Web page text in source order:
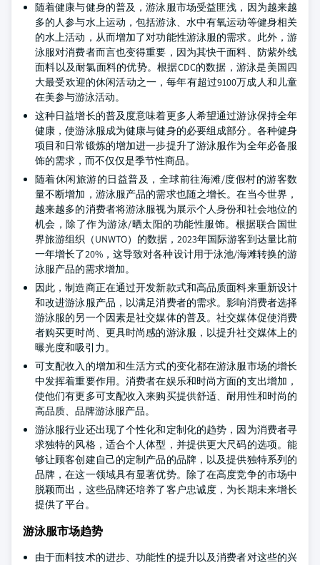
随着健康与健身的普及，游泳服市场受益匪浅，因为越来越
多的人参与水上运动，包括游泳、水中有氧运动等健身相关
的水上活动，从而增加了对功能性游泳服的需求。此外，游
泳服对消费者而言也变得重要，因为其快干面料、防紫外线
面料以及耐氯面料的优势。根据CDC的数据，游泳是美国四
大最受欢迎的休闲活动之一，每年有超过9100万成人和儿童
在美参与游泳活动。
这种日益增长的普及度意味着更多人希望通过游泳保持全年
健康，使游泳服成为健康与健身的必要组成部分。各种健身
项目和日常锻炼的增加进一步提升了游泳服作为全年必备服
饰的需求，而不仅仅是季节性商品。
随着休闲旅游的日益普及，全球前往海滩/度假村的游客数
量不断增加，游泳服产品的需求也随之增长。在当今世界，
越来越多的消费者将游泳服视为展示个人身份和社会地位的
机会，除了作为游泳/晒太阳的功能性服饰。根据联合国世
界旅游组织（UNWTO）的数据，2023年国际游客到达量比前
一年增长了20%，这导致对各种设计用于泳池/海滩转换的游
泳服产品的需求增加。
因此，制造商正在通过开发新款式和高品质面料来重新设计
和改进游泳服产品，以满足消费者的需求。影响消费者选择
游泳服的另一个因素是社交媒体的普及。社交媒体促使消费
者购买更时尚、更具时尚感的游泳服，以提升社交媒体上的
曝光度和吸引力。
可支配收入的增加和生活方式的变化都在游泳服市场的增长
中发挥着重要作用。消费者在娱乐和时尚方面的支出增加，
使他们有更多可支配收入来购买提供舒适、耐用性和时尚的
高品质、品牌游泳服产品。
游泳服行业还出现了个性化和定制化的趋势，因为消费者寻
求独特的风格，适合个人体型，并提供更大尺码的选项。能
够让顾客创建自己的定制产品的品牌，以及提供独特系列的
品牌，在这一领域具有显著优势。除了在高度竞争的市场中
脱颖而出，这些品牌还培养了客户忠诚度，为长期未来增长
提供了平台。
游泳服市场趋势
由于面料技术的进步、功能性的提升以及消费者对这些的兴